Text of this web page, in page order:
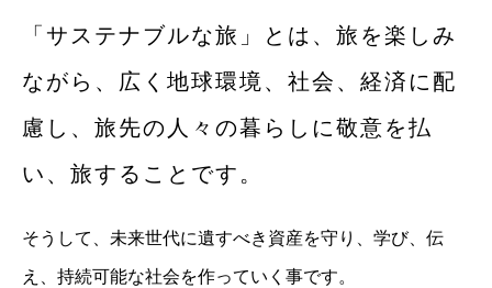
「サステナブルな旅」とは、旅を楽しみ
ながら、広く地球環境、社会、経済に配
慮し、旅先の人々の暮らしに敬意を払
い、旅することです。
そうして、未来世代に遺すべき資産を守り、学び、伝
え、持続可能な社会を作っていく事です。